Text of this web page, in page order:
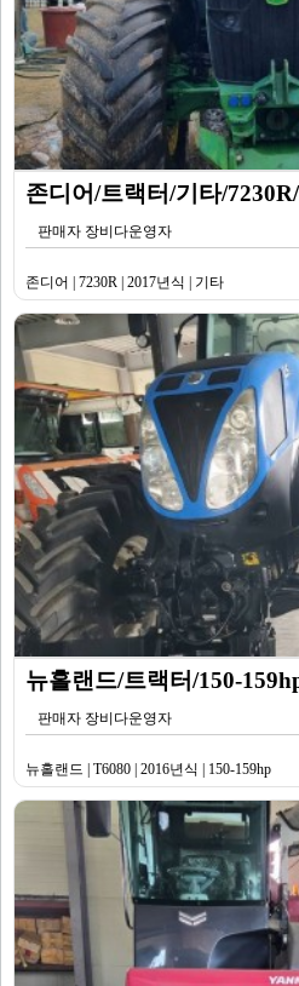
존디어/트랙터/기타/
판매자 장비다운영자
존디어 | 7230R | 2017년식 | 기타
뉴홀랜드/트랙터/150-
판매자 장비다운영자
뉴홀랜드 | T6080 | 2016년식 | 150-159hp